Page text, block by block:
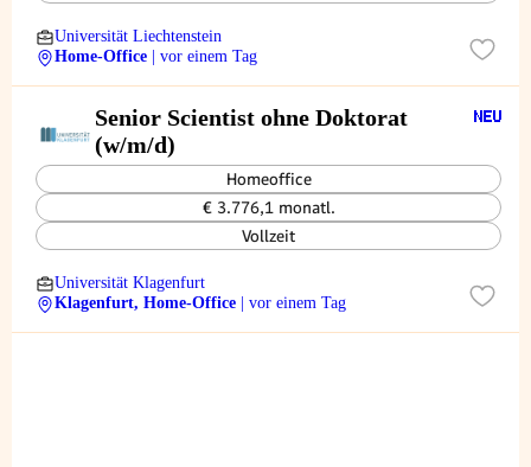
Universität Liechtenstein
Home-Office
| vor einem Tag
Senior Scientist ohne Doktorat
(w/m/d)
Homeoffice
€ 3.776,1 monatl.
Vollzeit
Universität Klagenfurt
Klagenfurt, Home-Office
| vor einem Tag